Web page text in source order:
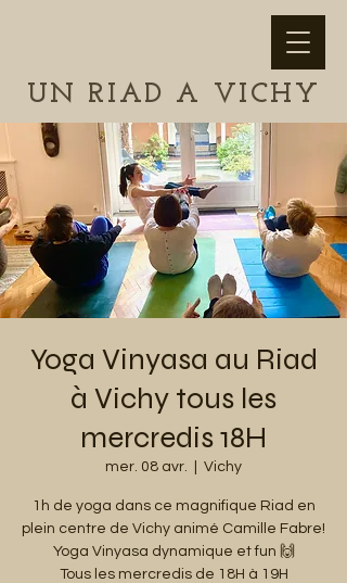
UN RIAD A VICHY
Yoga Vinyasa au Riad
à Vichy tous les
mercredis 18H
mer. 08 avr. Vichy
1h de yoga dans ce magnifique Riad en
plein centre de Vichy animé Camille Fabre!
Yoga Vinyasa dynamique et fun 🙌
Tous les mercredis de 18H à 19H